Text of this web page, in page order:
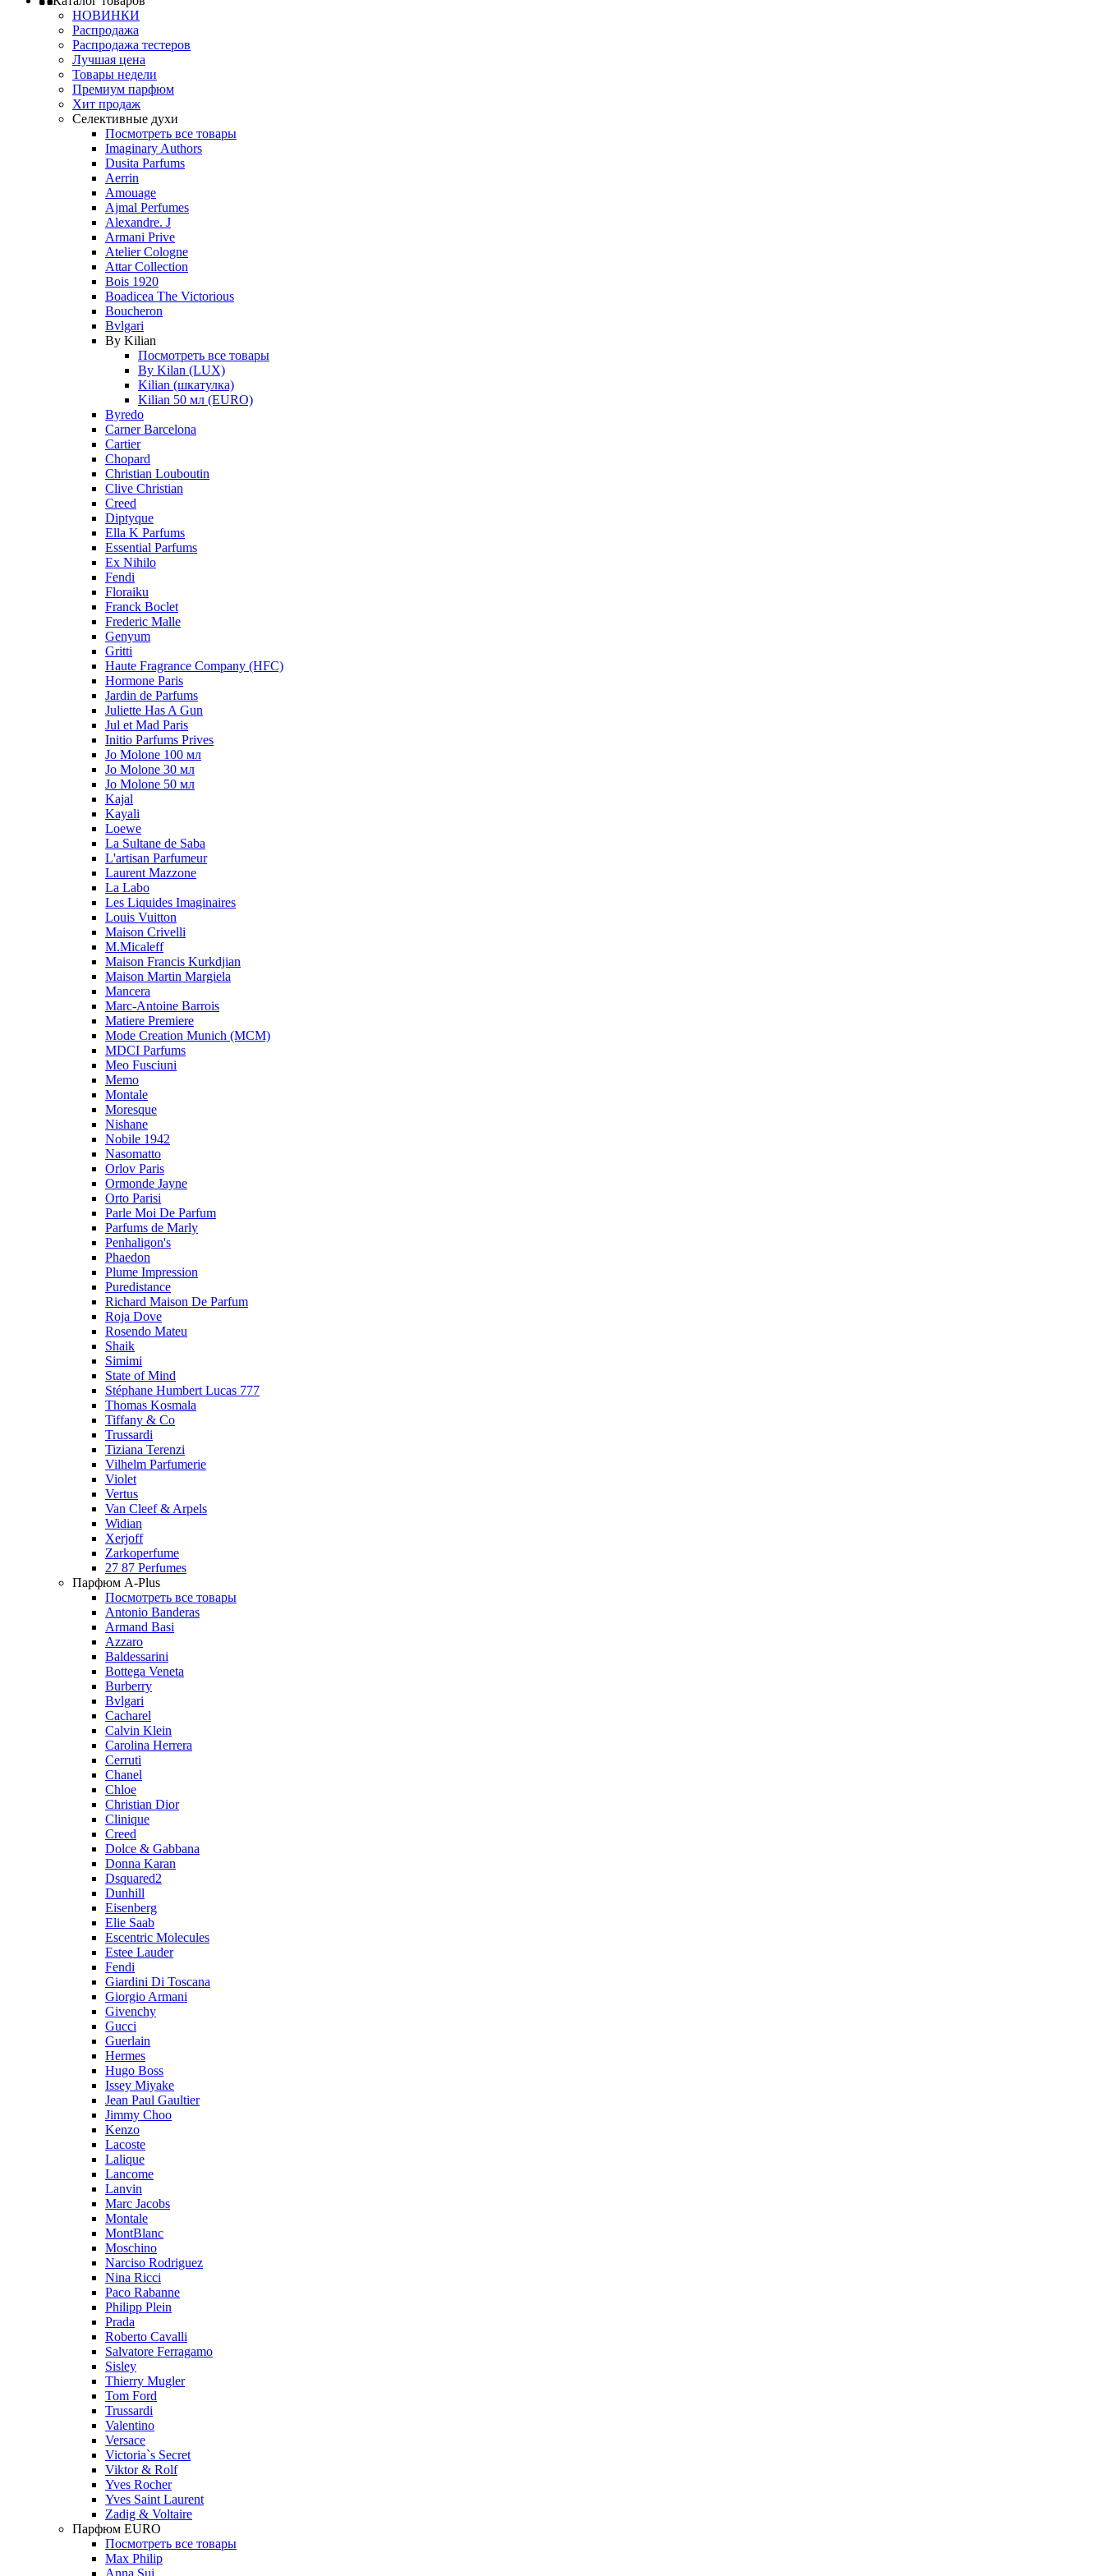
НОВИНКИ
Распродажа
Распродажа тестеров
Лучшая цена
Товары недели
Премиум парфюм
Хит продаж
Селективные духи
Посмотреть все товары
Imaginary Authors
Dusita Parfums
Aerrin
Amouage
Ajmal Perfumes
Alexandre. J
Armani Prive
Atelier Cologne
Attar Collection
Bois 1920
Boadicea The Victorious
Boucheron
Bvlgari
By Kilian
Посмотреть все товары
By Kilan (LUX)
Kilian (шкатулка)
Kilian 50 мл (EURO)
Byredo
Carner Barcelona
Cartier
Chopard
Christian Louboutin
Clive Christian
Creed
Diptyque
Ella K Parfums
Essential Parfums
Ex Nihilo
Fendi
Floraiku
Franck Boclet
Frederic Malle
Genyum
Gritti
Haute Fragrance Company (HFC)
Hormone Paris
Jardin de Parfums
Juliette Has A Gun
Jul et Mad Paris
Initio Parfums Prives
Jo Molone 100 мл
Jo Molone 30 мл
Jo Molone 50 мл
Kajal
Kayali
Loewe
La Sultane de Saba
L'artisan Parfumeur
Laurent Mazzone
La Labo
Les Liquides Imaginaires
Louis Vuitton
Maison Crivelli
M.Micaleff
Maison Francis Kurkdjian
Maison Martin Margiela
Mancera
Marc-Antoine Barrois
Matiere Premiere
Mode Creation Munich (MCM)
MDCI Parfums
Meo Fusciuni
Memo
Montale
Moresque
Nishane
Nobile 1942
Nasomatto
Orlov Paris
Ormonde Jayne
Orto Parisi
Parle Moi De Parfum
Parfums de Marly
Penhaligon's
Phaedon
Plume Impression
Puredistance
Richard Maison De Parfum
Roja Dove
Rosendo Mateu
Shaik
Simimi
State of Mind
Stéphane Humbert Lucas 777
Thomas Kosmala
Tiffany & Co
Trussardi
Tiziana Terenzi
Vilhelm Parfumerie
Violet
Vertus
Van Cleef & Arpels
Widian
Xerjoff
Zarkoperfume
27 87 Perfumes
Парфюм A-Plus
Посмотреть все товары
Antonio Banderas
Armand Basi
Azzaro
Baldessarini
Bottega Veneta
Burberry
Bvlgari
Cacharel
Calvin Klein
Carolina Herrera
Cerruti
Chanel
Chloe
Christian Dior
Clinique
Creed
Dolce & Gabbana
Donna Karan
Dsquared2
Dunhill
Eisenberg
Elie Saab
Escentric Molecules
Estee Lauder
Fendi
Giardini Di Toscana
Giorgio Armani
Givenchy
Gucci
Guerlain
Hermes
Hugo Boss
Issey Miyake
Jean Paul Gaultier
Jimmy Choo
Kenzo
Lacoste
Lalique
Lancome
Lanvin
Marc Jacobs
Montale
MontBlanc
Moschino
Narciso Rodriguez
Nina Ricci
Paco Rabanne
Philipp Plein
Prada
Roberto Cavalli
Salvatore Ferragamo
Sisley
Thierry Mugler
Tom Ford
Trussardi
Valentino
Versace
Victoria`s Secret
Viktor & Rolf
Yves Rocher
Yves Saint Laurent
Zadig & Voltaire
Парфюм EURO
Посмотреть все товары
Max Philip
Anna Sui